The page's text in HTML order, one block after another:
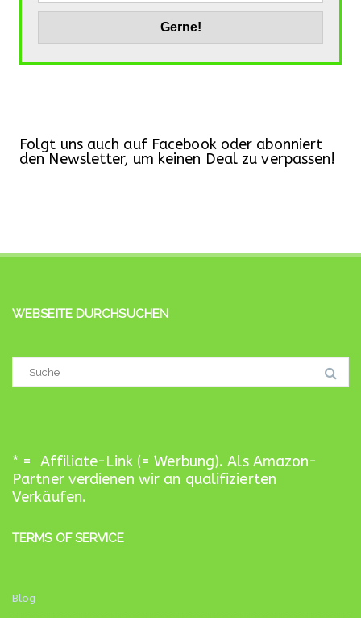
Folgt uns auch auf Facebook oder abonniert
den Newsletter, um keinen Deal zu verpassen!
WEBSEITE DURCHSUCHEN
* = Affiliate-Link (= Werbung). Als Amazon-
Partner verdienen wir an qualifizierten
Verkäufen.
TERMS OF SERVICE
Blog